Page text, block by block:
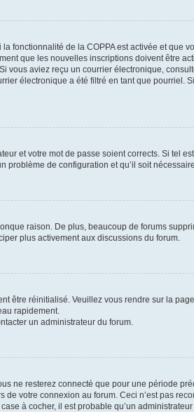
fonctionnalité de la COPPA est activée et que
que les nouvelles inscriptions doivent être
aviez reçu un courrier électronique,
électronique a été filtré en tant que pourriel.
et votre mot de passe soient corrects. Si tel
de configuration et qu’il soit
raison. De plus, beaucoup de forums
plus activement aux discussions du forum.
être réinitialisé. Veuillez vous rendre sur la
rapidement.
un administrateur du forum.
ne resterez connecté que pour une période
votre connexion au forum. Ceci n’est pas
à cocher, il est probable qu’un